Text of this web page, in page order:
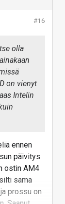
#16
olla
on vienyt
Intelin
ennen
päivitys
ostin AM4
sama
prossu on